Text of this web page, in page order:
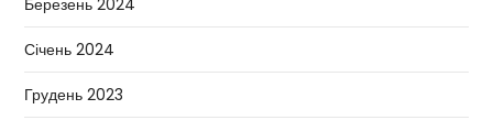
Січень 2024
Грудень 2023